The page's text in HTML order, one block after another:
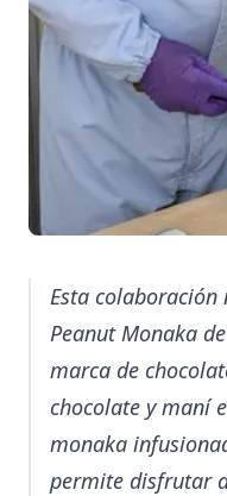
Esta
Peanut Monaka
marca de
chocolate y maní
monaka
permite disfrutar